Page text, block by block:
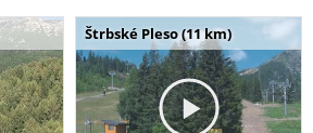
Štrbské Pleso (11 km)